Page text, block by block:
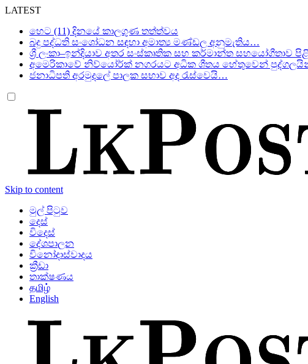
LATEST
හෙට (11) දිනයේ කාලගුණ තත්ත්වය
බදු පද්ධති සංශෝධන සඳහා අමාත්‍ය මණ්ඩල අනුමැතිය…
ශ්‍රී ලංකා–ඉන්දියාව අතර සංස්කෘතික සහ කර්මාන්ත සහයෝගීතාව
අමෙරිකාවේ නිව්යෝර්ක් නගරයට අධික ශීතය හේතුවෙන්
ජනාධිපති අරමුදලේ පාලක සභාව අද රැස්වෙයි…
Skip to content
මුල් පිටුව
දෙස්
විදෙස්
දේශපාලන
විනෝදාස්වාදය
ක්‍රීඩා
තාක්ෂණය
தமிழ்
English